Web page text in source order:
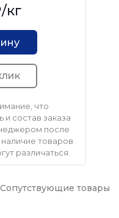
/кг
что
и состав заказа
после
товаров
различаться.
Сопутствующие товары